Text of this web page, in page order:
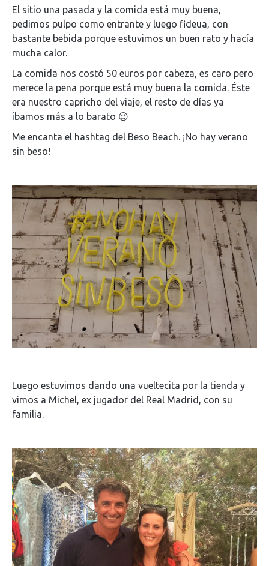
El sitio una pasada y la comida está muy buena,
pedimos pulpo como entrante y luego fideua, con
bastante bebida porque estuvimos un buen rato y hacía
mucha calor.
La comida nos costó 50 euros por cabeza, es caro pero
merece la pena porque está muy buena la comida. Éste
era nuestro capricho del viaje, el resto de días ya
íbamos más a lo barato 😉
Me encanta el hashtag del Beso Beach. ¡No hay verano
sin beso!
Luego estuvimos dando una vueltecita por la tienda y
vimos a Michel, ex jugador del Real Madrid, con su
familia.